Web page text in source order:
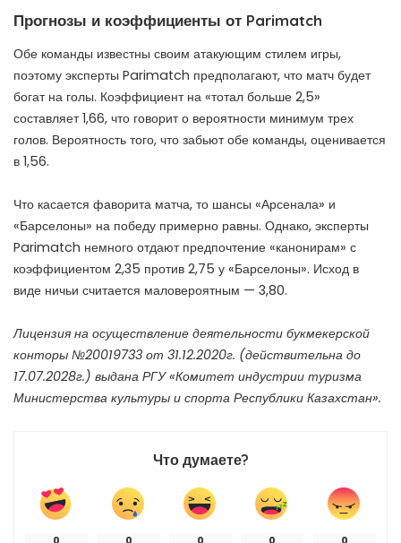
Прогнозы и коэффициенты от Parimatch
Обе команды известны своим атакующим стилем игры,
поэтому эксперты Parimatch предполагают, что матч будет
богат на голы. Коэффициент на «тотал больше 2,5»
составляет 1,66, что говорит о вероятности минимум трех
голов. Вероятность того, что забьют обе команды, оценивается
в 1,56.
Что касается фаворита матча, то шансы «Арсенала» и
«Барселоны» на победу примерно равны. Однако, эксперты
Parimatch немного отдают предпочтение «канонирам» с
коэффициентом 2,35 против 2,75 у «Барселоны». Исход в
виде ничьи считается маловероятным — 3,80.
Лицензия на осуществление деятельности букмекерской
конторы №20019733 от 31.12.2020г. (действительна до
17.07.2028г.) выдана РГУ «Комитет индустрии туризма
Министерства культуры и спорта Республики Казахстан».
Что думаете?